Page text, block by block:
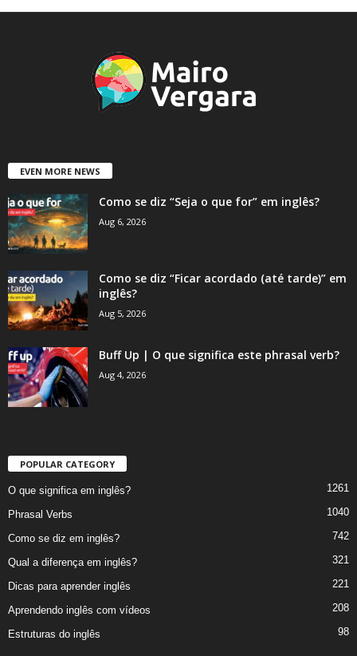
EVEN MORE NEWS
Como se diz “Seja o que for” em inglês?
Aug 6, 2026
Como se diz “Ficar acordado (até tarde)” em
inglês?
Aug 5, 2026
Buff Up | O que significa este phrasal verb?
Aug 4, 2026
POPULAR CATEGORY
O que significa em inglês? 1261
Phrasal Verbs 1040
Como se diz em inglês? 742
Qual a diferença em inglês? 321
Dicas para aprender inglês 221
Aprendendo inglês com vídeos 208
Estruturas do inglês 98